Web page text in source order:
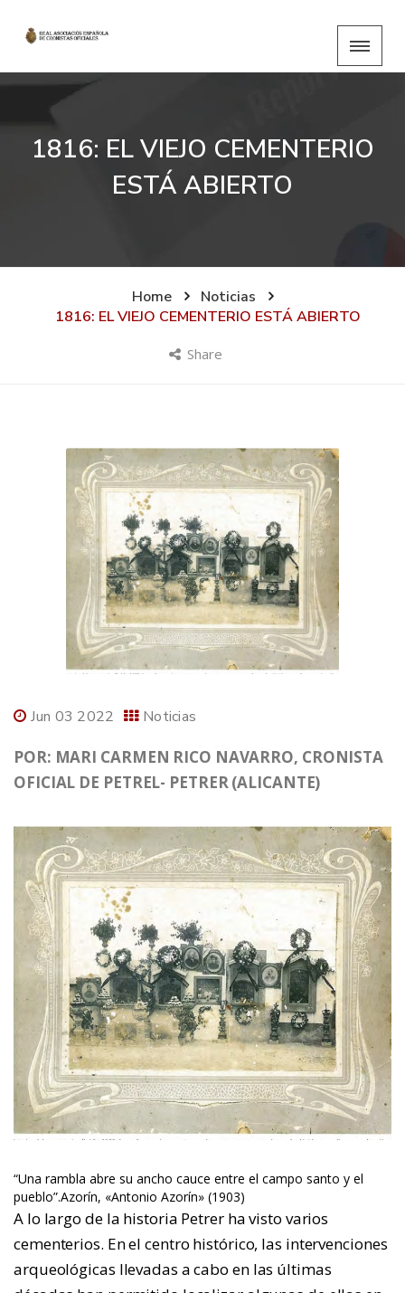
1816: EL VIEJO CEMENTERIO
ESTÁ ABIERTO
Home
Noticias
1816: EL VIEJO CEMENTERIO ESTÁ ABIERTO
Share
Jun 03 2022 Noticias
POR: MARI CARMEN RICO NAVARRO, CRONISTA
OFICIAL DE PETREL- PETRER (ALICANTE)
“Una rambla abre su ancho cauce entre el campo santo y el
pueblo”.Azorín, «Antonio Azorín» (1903)
A lo largo de la historia Petrer ha visto varios
cementerios. En el centro histórico, las intervenciones
arqueológicas llevadas a cabo en las últimas